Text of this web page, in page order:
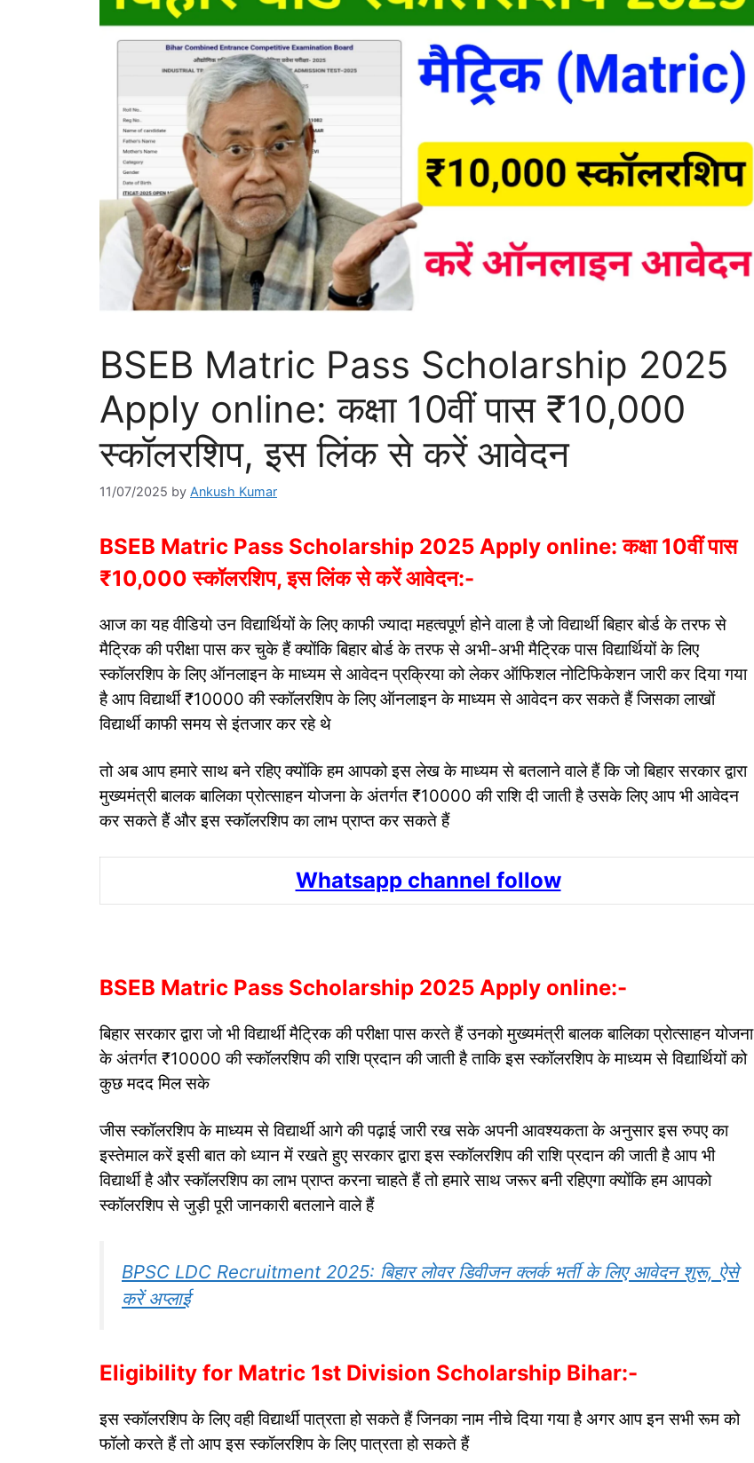
BSEB Matric Pass Scholarship 2025
Apply online: कक्षा 10वीं पास ₹10,000
स्कॉलरशिप, इस लिंक से करें आवेदन
11/07/2025 by Ankush Kumar
BSEB Matric Pass Scholarship 2025 Apply online: कक्षा 10वीं पास
₹10,000 स्कॉलरशिप, इस लिंक से करें आवेदन:-
आज का यह वीडियो उन विद्यार्थियों के लिए काफी ज्यादा महत्वपूर्ण होने वाला है जो विद्यार्थी बिहार बोर्ड के तरफ से
मैट्रिक की परीक्षा पास कर चुके हैं क्योंकि बिहार बोर्ड के तरफ से अभी-अभी मैट्रिक पास विद्यार्थियों के लिए
स्कॉलरशिप के लिए ऑनलाइन के माध्यम से आवेदन प्रक्रिया को लेकर ऑफिशल नोटिफिकेशन जारी कर दिया गया
है आप विद्यार्थी ₹10000 की स्कॉलरशिप के लिए ऑनलाइन के माध्यम से आवेदन कर सकते हैं जिसका लाखों
विद्यार्थी काफी समय से इंतजार कर रहे थे
तो अब आप हमारे साथ बने रहिए क्योंकि हम आपको इस लेख के माध्यम से बतलाने वाले हैं कि जो बिहार सरकार द्वारा
मुख्यमंत्री बालक बालिका प्रोत्साहन योजना के अंतर्गत ₹10000 की राशि दी जाती है उसके लिए आप भी आवेदन
कर सकते हैं और इस स्कॉलरशिप का लाभ प्राप्त कर सकते हैं
Whatsapp channel follow
BSEB Matric Pass Scholarship 2025 Apply online:-
बिहार सरकार द्वारा जो भी विद्यार्थी मैट्रिक की परीक्षा पास करते हैं उनको मुख्यमंत्री बालक बालिका प्रोत्साहन योजना
के अंतर्गत ₹10000 की स्कॉलरशिप की राशि प्रदान की जाती है ताकि इस स्कॉलरशिप के माध्यम से विद्यार्थियों को
कुछ मदद मिल सके
जीस स्कॉलरशिप के माध्यम से विद्यार्थी आगे की पढ़ाई जारी रख सके अपनी आवश्यकता के अनुसार इस रुपए का
इस्तेमाल करें इसी बात को ध्यान में रखते हुए सरकार द्वारा इस स्कॉलरशिप की राशि प्रदान की जाती है आप भी
विद्यार्थी है और स्कॉलरशिप का लाभ प्राप्त करना चाहते हैं तो हमारे साथ जरूर बनी रहिएगा क्योंकि हम आपको
स्कॉलरशिप से जुड़ी पूरी जानकारी बतलाने वाले हैं
BPSC LDC Recruitment 2025: बिहार लोवर डिवीजन क्लर्क भर्ती के लिए आवेदन शुरू, ऐसे
करें अप्लाई
Eligibility for Matric 1st Division Scholarship Bihar:-
इस स्कॉलरशिप के लिए वही विद्यार्थी पात्रता हो सकते हैं जिनका नाम नीचे दिया गया है अगर आप इन सभी रूम को
फॉलो करते हैं तो आप इस स्कॉलरशिप के लिए पात्रता हो सकते हैं